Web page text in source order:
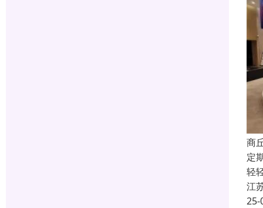
商
定
轻
江
25-